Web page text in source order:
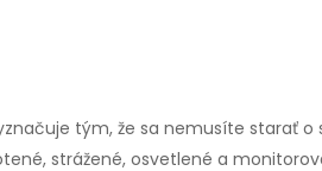
tým, že sa nemusíte starať o
strážené, osvetlené a